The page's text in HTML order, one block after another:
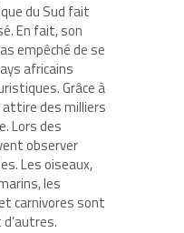
du Sud fait
En fait, son
empêché de se
africains
Grâce à
attire des milliers
Lors des
observer
Les oiseaux,
les
carnivores sont